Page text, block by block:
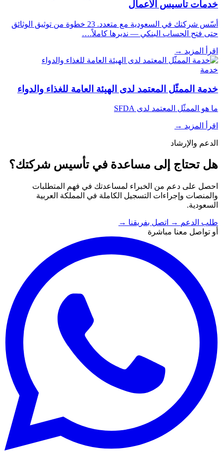
خدمات تأسيس الأعمال
أسّس شركتك في السعودية مع متعدد. 23 خطوة من توثيق الوثائق
حتى فتح الحساب البنكي — نديرها كاملاً.…
اقرأ المزيد →
خدمة
خدمة الممثّل المعتمد لدى الهيئة العامة للغذاء والدواء
ما هو الممثّل المعتمد لدى SFDA
اقرأ المزيد →
الدعم والإرشاد
هل تحتاج إلى مساعدة في تأسيس شركتك؟
احصل على دعم من الخبراء لمساعدتك في فهم المتطلبات
والمنصات وإجراءات التسجيل الكاملة في المملكة العربية
السعودية.
طلب الدعم → اتصل بفريقنا →
أو تواصل معنا مباشرة